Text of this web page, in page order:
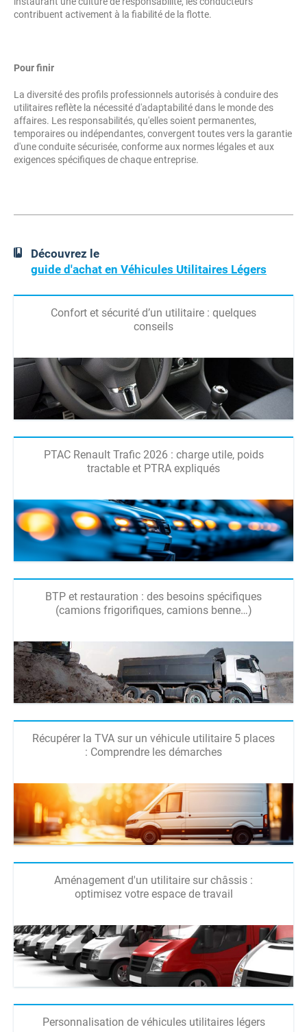
contribuent activement à la fiabilité de la flotte.
Pour finir
La diversité des profils professionnels autorisés à conduire des
utilitaires reflète la nécessité d'adaptabilité dans le monde des
affaires. Les responsabilités, qu'elles soient permanentes,
temporaires ou indépendantes, convergent toutes vers la garantie
d'une conduite sécurisée, conforme aux normes légales et aux
exigences spécifiques de chaque entreprise.
Découvrez le
guide d'achat en Véhicules Utilitaires Légers
Confort et sécurité d’un utilitaire : quelques
conseils
PTAC Renault Trafic 2026 : charge utile, poids
tractable et PTRA expliqués
BTP et restauration : des besoins spécifiques
(camions frigorifiques, camions benne…)
Récupérer la TVA sur un véhicule utilitaire 5 places
: Comprendre les démarches
Aménagement d'un utilitaire sur châssis :
optimisez votre espace de travail
Personnalisation de véhicules utilitaires légers